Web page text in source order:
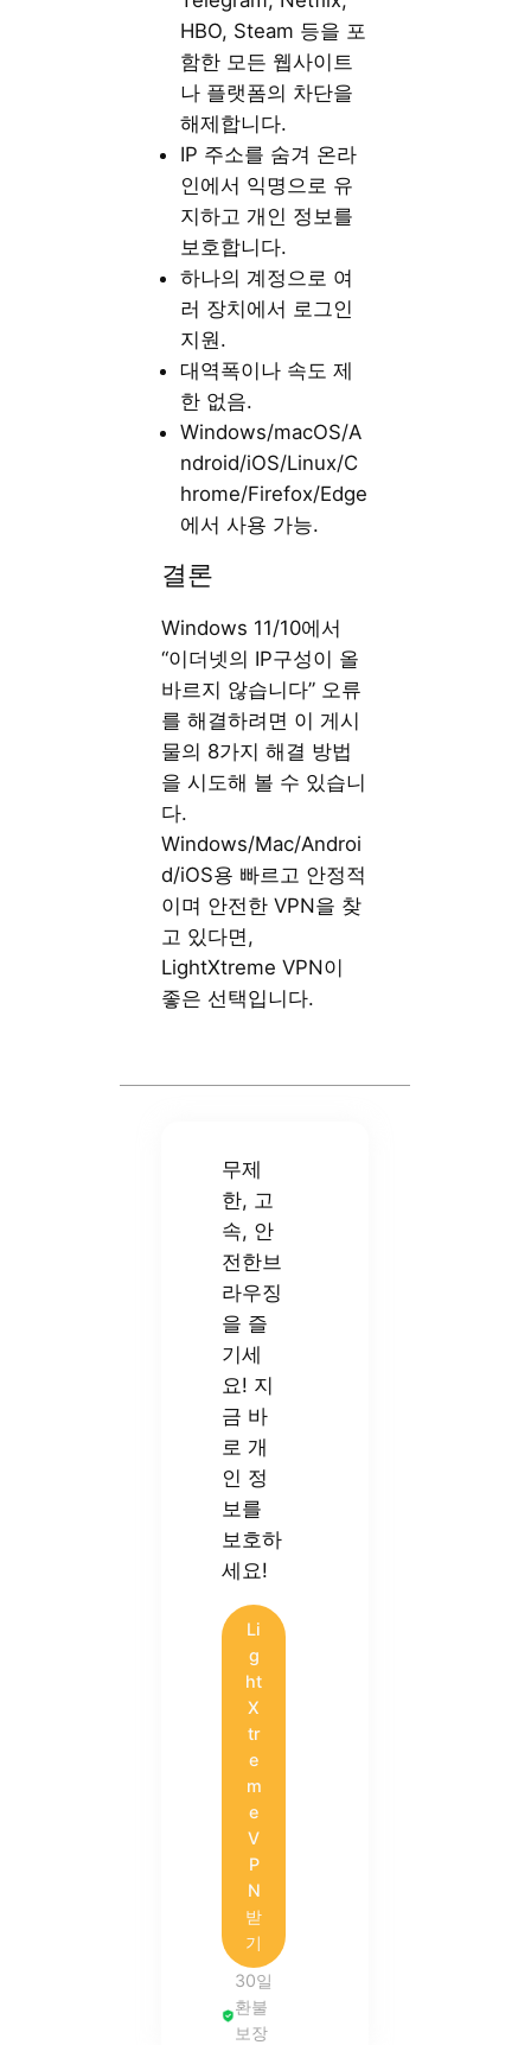
HBO, Steam 등을 포
함한 모든 웹사이트
나 플랫폼의 차단을
해제합니다.
IP 주소를 숨겨 온라
인에서 익명으로 유
지하고 개인 정보를
보호합니다.
하나의 계정으로 여
러 장치에서 로그인
지원.
대역폭이나 속도 제
한 없음.
Windows/macOS/A
ndroid/iOS/Linux/C
hrome/Firefox/Edge
에서 사용 가능.
결론
Windows 11/10에서
“이더넷의 IP구성이 올
바르지 않습니다” 오류
를 해결하려면 이 게시
물의 8가지 해결 방법
을 시도해 볼 수 있습니
다.
Windows/Mac/Androi
d/iOS용 빠르고 안정적
이며 안전한 VPN을 찾
고 있다면,
LightXtreme VPN이
좋은 선택입니다.
무제
한, 고
속, 안
전한브
라우징
을 즐
기세
요! 지
금 바
로 개
인 정
보를
보호하
세요!
Li
g
ht
X
tr
e
m
e
V
P
N
받
기
30일
환불
보장